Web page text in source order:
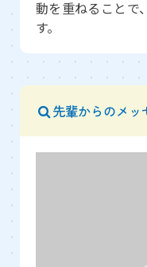
動を重ねることで
す。
先輩からのメッ